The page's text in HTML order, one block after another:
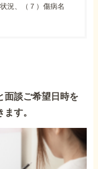
況、（７）傷病名
面談ご希望日時を
す。